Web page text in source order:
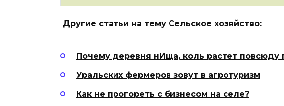
Другие статьи на тему Сельское хозяйство:
Почему деревня нИща, коль растет повсюду
Уральских фермеров зовут в агротуризм
Как не прогореть с бизнесом на селе?